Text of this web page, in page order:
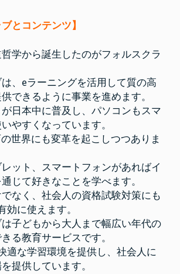
とコンテンツ】
学から誕生したのがフォルスクラ
、eラーニングを活用して質の高
できるように事業を進めます。
日本中に普及し、パソコンもスマ
やすくなっています。
世界にも変革を起こしつつありま
ット、スマートフォンがあればイ
じて好きなことを学べます。
なく、社会人の資格試験対策にも
効に使えます。
子どもから大人まで幅広い年代の
る教育サービスです。
適な学習環境を提供し、社会人に
提供しています。